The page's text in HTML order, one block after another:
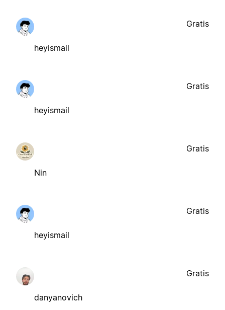
heyismail
Gratis
heyismail
Gratis
Nin
Gratis
heyismail
Gratis
danyanovich
Gratis